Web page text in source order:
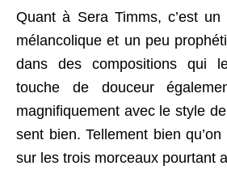
Quant à Sera Timms, c’est
mélancolique et un peu
dans des compositions qui
touche de douceur
magnifiquement avec le style
sent bien. Tellement bien
sur les trois morceaux pourtant